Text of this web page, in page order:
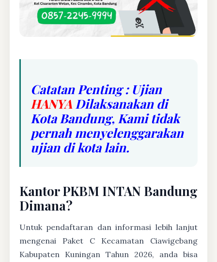
Catatan Penting : Ujian
HANYA Dilaksanakan di
Kota Bandung, Kami tidak
pernah menyelenggarakan
ujian di kota lain.
Kantor PKBM INTAN Bandung
Dimana?
Untuk pendaftaran dan informasi lebih lanjut
mengenai Paket C Kecamatan Ciawigebang
Kabupaten Kuningan Tahun 2026, anda bisa